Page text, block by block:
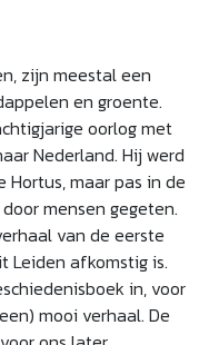
zijn meestal een
en groente.
oorlog met
Nederland. Hij werd
Hortus, maar pas in de
mensen gegeten.
van de eerste
Leiden afkomstig is.
in, voor
mooi verhaal. De